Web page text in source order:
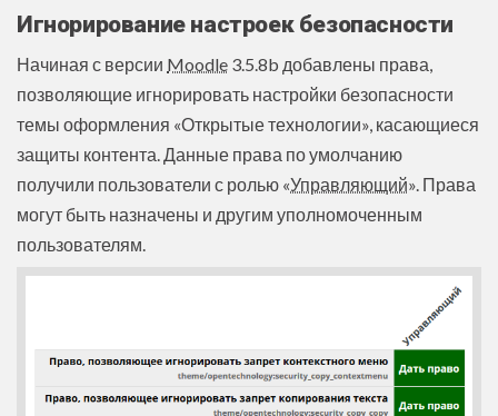
Игнорирование настроек безопасности
Начиная с версии Moodle 3.5.8b добавлены права,
позволяющие игнорировать настройки безопасности
темы оформления «Открытые технологии», касающиеся
защиты контента. Данные права по умолчанию
получили пользователи с ролью «Управляющий». Права
могут быть назначены и другим уполномоченным
пользователям.